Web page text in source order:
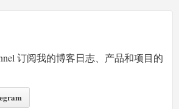
订阅我的博客日志、产品和项目的